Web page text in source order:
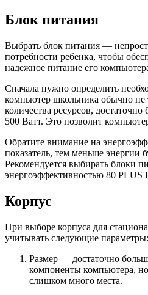
Блок питания
Выбрать блок питания —
потребности ребенка, чтобы
надежное питание его
Сначала нужно определить
компьютер школьника обычно не
количества ресурсов,
500 Ватт. Это позволит
Обратите внимание на
показатель, тем меньше энергии
Рекомендуется выбирать блоки
энергоэффективностью 80 PLUS
Корпус
При выборе корпуса для
учитывать следующие параметры:
Размер — достаточно
компоненты компьютера,
слишком много места.